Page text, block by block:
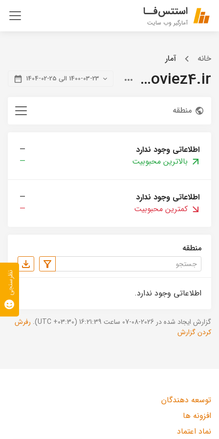
استتس‌فــا
آمارگیر وب سایت
خانه آمار
citymoviez4.ir 1400-03-23 الی 25-02-1404
منطقه
اطلاعاتی وجود ندارد
—
بالاترین محبوبیت
—
اطلاعاتی وجود ندارد
—
کمترین محبوبیت
—
منطقه
اطلاعاتی وجود ندارد.
گزارش ایجاد شده در 2026-08-07 ساعت 16:21:39 (UTC +03:30).
رفرش
کردن گزارش
توسعه دهندگان
افزونه ها
نماد اعتماد
نظرسنجی